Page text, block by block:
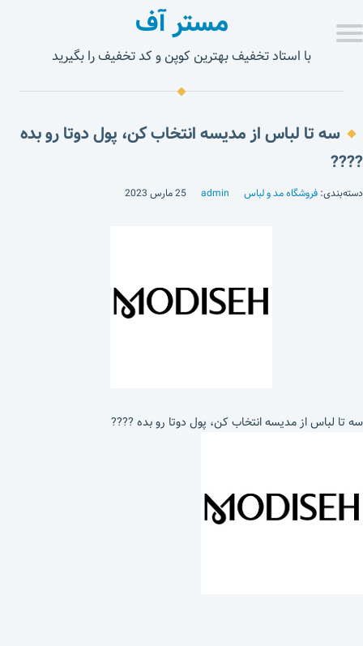
مستر آف
با استاد تخفیف بهترین کوپن و کد تخفیف را بگیرید
سه تا لباس از مدیسه انتخاب کن، پول دوتا رو بده
????
دسته‌بندی: فروشگاه مد و لباس admin 25 مارس 2023
سه تا لباس از مدیسه انتخاب کن، پول دوتا رو بده ????